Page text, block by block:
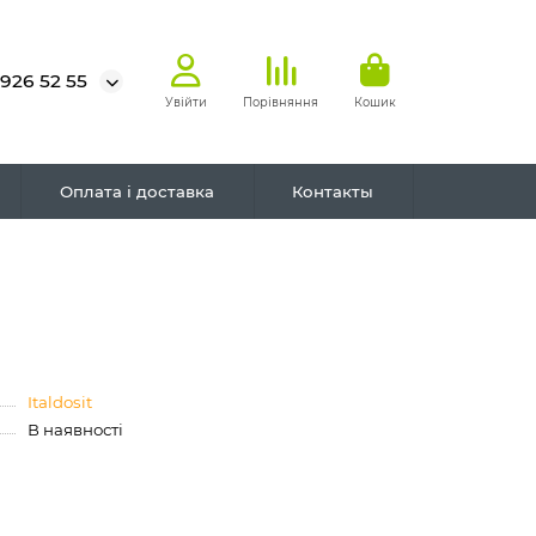
52 55
Увійти Порівняння Кошик
Оплата і доставка Контакты
Italdosit
В наявності